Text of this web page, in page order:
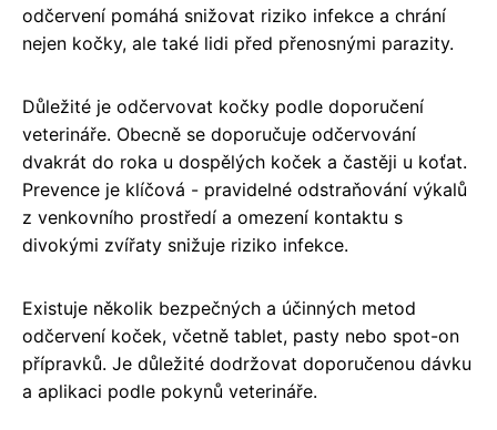
odčervení pomáhá snižovat riziko infekce a chrání
nejen kočky, ale také lidi před přenosnými parazity.
Důležité je odčervovat kočky podle doporučení
veterináře. Obecně se doporučuje odčervování
dvakrát do roka u dospělých koček a častěji u koťat.
Prevence je klíčová - pravidelné odstraňování výkalů
z venkovního prostředí a omezení kontaktu s
divokými zvířaty snižuje riziko infekce.
Existuje několik bezpečných a účinných metod
odčervení koček, včetně tablet, pasty nebo spot-on
přípravků. Je důležité dodržovat doporučenou dávku
a aplikaci podle pokynů veterináře.